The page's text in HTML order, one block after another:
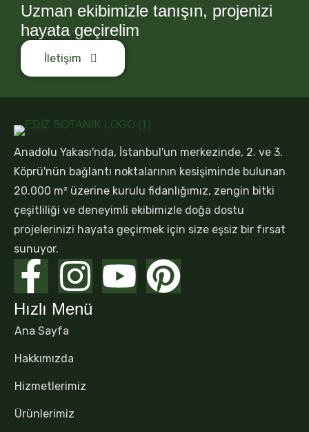
Uzman ekibimizle tanışın, projenizi
hayata geçirelim
İletişim
Anadolu Yakası'nda, İstanbul'un merkezinde, 2. ve 3.
Köprü'nün bağlantı noktalarının kesişiminde bulunan
20.000 m² üzerine kurulu fidanlığımız, zengin bitki
çeşitliliği ve deneyimli ekibimizle doğa dostu
projelerinizi hayata geçirmek için size eşsiz bir fırsat
sunuyor.
Hızlı Menü
Ana Sayfa
Hakkımızda
Hizmetlerimiz
Ürünlerimiz